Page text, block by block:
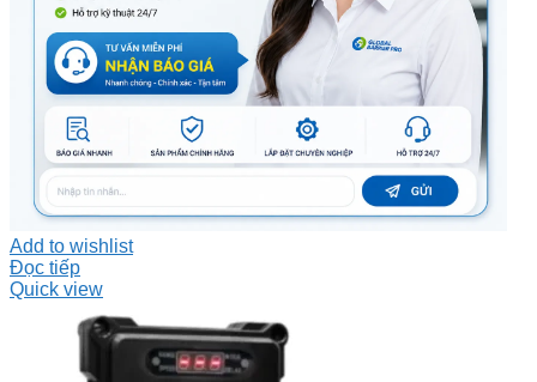
Add to wishlist
Đọc tiếp
Quick view